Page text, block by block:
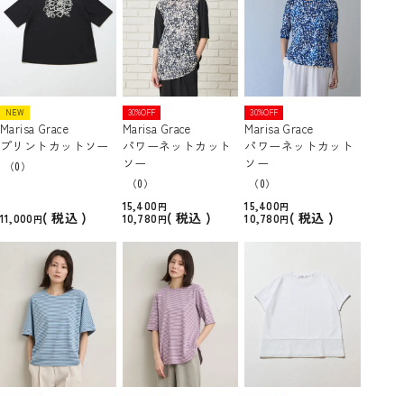
NEW
Marisa Grace
プリントカットソー
（0）
11,000 税込
30%OFF
Marisa Grace
パワーネットカット
ソー
（0）
15,400
10,780
税込
30%OFF
Marisa Grace
パワーネットカット
ソー
（0）
15,400
10,780
税込